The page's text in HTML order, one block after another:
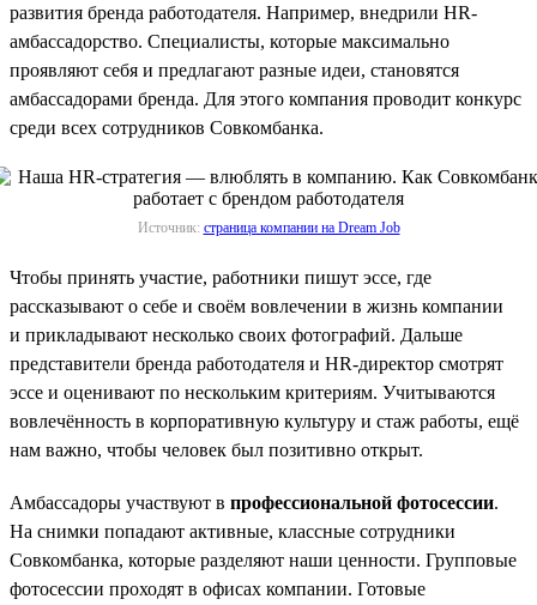
развития бренда работодателя. Например, внедрили HR-
амбассадорство. Специалисты, которые максимально
проявляют себя и предлагают разные идеи, становятся
амбассадорами бренда. Для этого компания проводит конкурс
среди всех сотрудников Совкомбанка.
Источник: страница компании на Dream Job
Чтобы принять участие, работники пишут эссе, где
рассказывают о себе и своём вовлечении в жизнь компании
и прикладывают несколько своих фотографий. Дальше
представители бренда работодателя и HR-директор смотрят
эссе и оценивают по нескольким критериям. Учитываются
вовлечённость в корпоративную культуру и стаж работы, ещё
нам важно, чтобы человек был позитивно открыт.
Амбассадоры участвуют в профессиональной фотосессии.
На снимки попадают активные, классные сотрудники
Совкомбанка, которые разделяют наши ценности. Групповые
фотосессии проходят в офисах компании. Готовые